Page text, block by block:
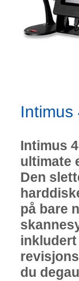
Intimus
Intimus
ultimate
Den
på bare
inkludert
du